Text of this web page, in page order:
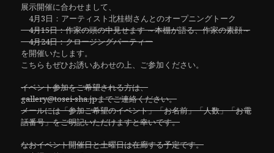
展示開催に合わせまして、
4月3日：アーティスト北桂樹さんとのオープニングトーク
4月15日：作家の頭の中見せます ～本棚が語る、作家の素顔～
4月24日：クロージングパーティー
を開催いたします。
こちらもぜひお誘いあわせの上、ご参加ください。
イベント参加をご希望される方は、
gallery@tosei-sha.jpまでご連絡ください。
メールには「参加ご希望のイベント」「お名前」「人数」「お電
話番号」をご明記いただけますと幸いです。
なおイベント開催日と土曜日は在廊する予定です。